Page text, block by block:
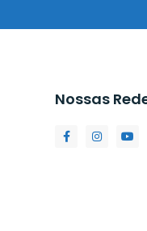
Nossas